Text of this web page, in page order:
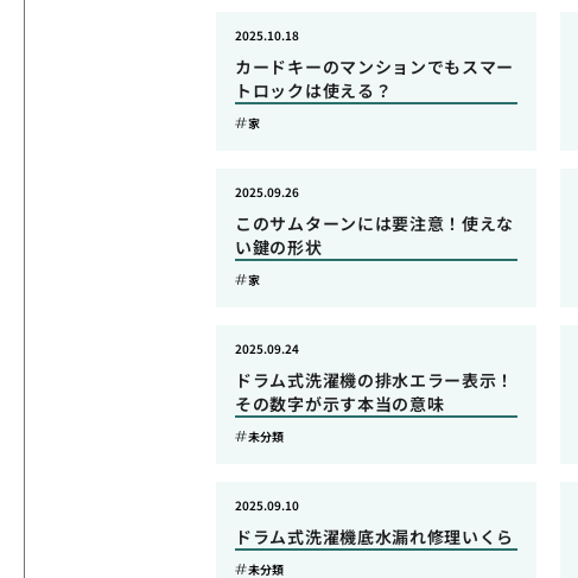
カードキーのマンションでもスマー
トロックは使える？
2025.10.18
家
このサムターンには要注意！使えな
い鍵の形状
2025.09.26
家
ドラム式洗濯機の排水エラー表示！
その数字が示す本当の意味
2025.09.24
未分類
ドラム式洗濯機底水漏れ修理いくら
2025.09.10
未分類